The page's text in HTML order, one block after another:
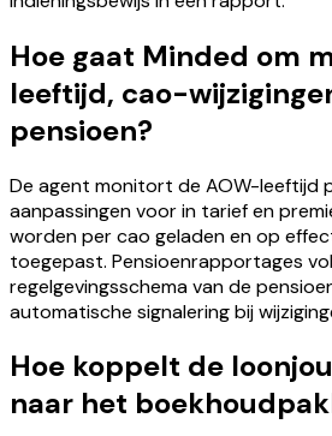
Hoe gaat Minded om
leeftijd, cao-
pensioen?
De agent monitort de AOW-leeftijd
aanpassingen voor in tarief en
worden per cao geladen en op
toegepast. Pensioenrapportages
regelgevingsschema van de
automatische signalering bij
Hoe koppelt de
naar het